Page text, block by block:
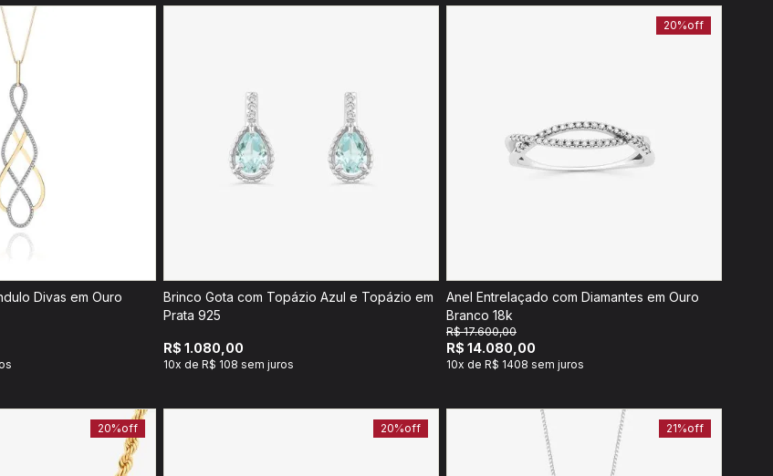
Divas em Ouro
Brinco Gota com Topázio Azul e Topázio em
Prata 925
R$ 1.080,00
10x de R$ 108 sem juros
20%off
Anel Entrelaçado com Diamantes em Ouro
Branco 18k
R$ 17.600,00
R$ 14.080,00
10x de R$ 1408 sem juros
20%off 20%off 21%off